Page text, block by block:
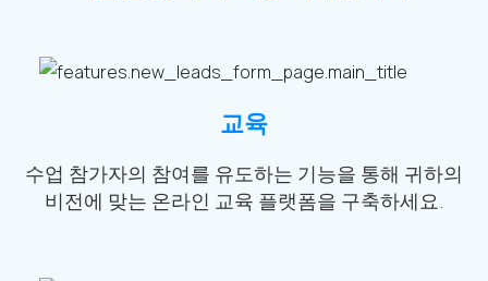
교육
수업 참가자의 참여를 유도하는 기능을 통해 귀하의
비전에 맞는 온라인 교육 플랫폼을 구축하세요.